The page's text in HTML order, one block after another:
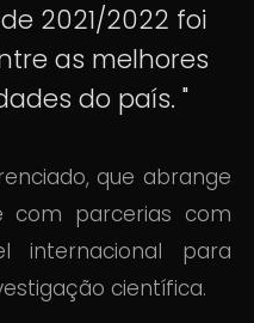
2021/2022 foi
as melhores
do país. "
que abrange
com parcerias com
internacional para
científica.